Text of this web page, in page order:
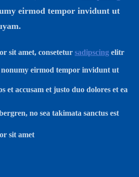
eirmod tempor invidunt ut
sit amet, consetetur sadipscing elitr
nonumy eirmod tempor invidunt ut
et accusam et justo duo dolores et ea
no sea takimata sanctus est
sit amet